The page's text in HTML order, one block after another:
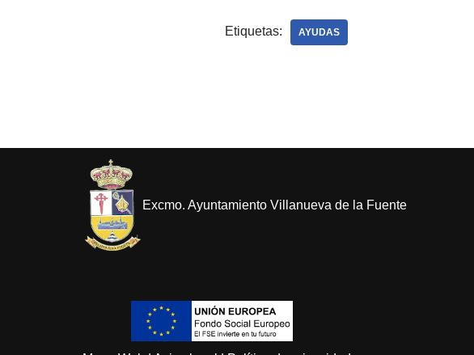
Etiquetas: AYUDAS
Excmo. Ayuntamiento Villanueva de la Fuente